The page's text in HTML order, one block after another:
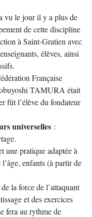
vu le jour il y a plus de
de cette discipline
à Saint-Gratien avec
élèves, ainsi
Française
TAMURA était
fût l’élève du fondateur
universelles :
une pratique adaptée à
enfants (à partir de
la force de l’attaquant
et des exercices
fera au rythme de